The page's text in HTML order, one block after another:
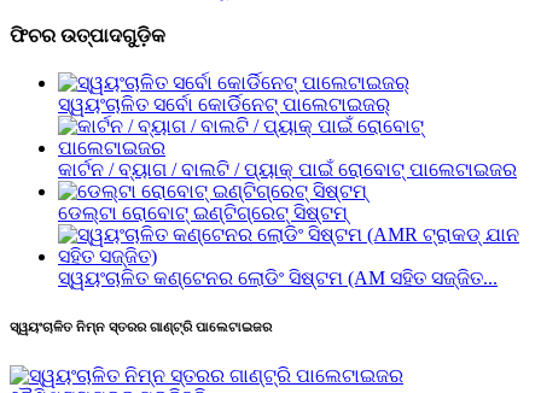
ଫିଚର ଉତ୍ପାଦଗୁଡ଼ିକ
ସ୍ୱୟଂଚାଳିତ ସର୍ବୋ କୋର୍ଡିନେଟ୍ ପାଲେଟାଇଜର୍
କାର୍ଟନ / ବ୍ୟାଗ / ବାଲଟି / ପ୍ୟାକ୍ ପାଇଁ ରୋବୋଟ୍ ପାଲେଟାଇଜର
ଡେଲ୍ଟା ରୋବୋଟ୍ ଇଣ୍ଟିଗ୍ରେଟ୍ ସିଷ୍ଟମ୍
ସ୍ୱୟଂଚାଳିତ କଣ୍ଟେନର ଲୋଡିଂ ସିଷ୍ଟମ (AM ସହିତ ସଜ୍ଜିତ...
ସ୍ୱୟଂଚାଳିତ ନିମ୍ନ ସ୍ତରର ଗାଣ୍ଟ୍ରି ପାଲେଟାଇଜର